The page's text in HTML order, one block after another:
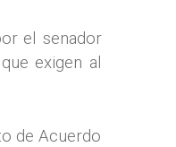
el senador
exigen al
de Acuerdo